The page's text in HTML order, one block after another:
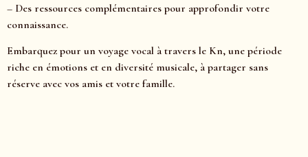
– Des ressources complémentaires pour approfondir votre
connaissance.
Embarquez pour un voyage vocal à travers le Kn, une période
riche en émotions et en diversité musicale, à partager sans
réserve avec vos amis et votre famille.